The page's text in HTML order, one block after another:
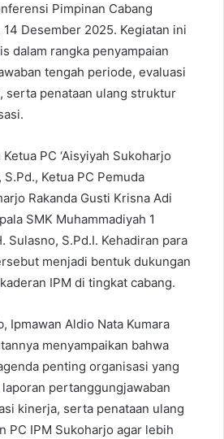
Pimpinan Cabang
14 Desember 2025. Kegiatan ini
dalam rangka penyampaian
tengah periode, evaluasi
serta penataan ulang struktur
PC ‘Aisyiyah Sukoharjo
Ketua PC Pemuda
Rakanda Gusti Krisna Adi
SMK Muhammadiyah 1
Sulasno, S.Pd.I. Kehadiran para
menjadi bentuk dukungan
IPM di tingkat cabang.
Ipmawan Aldio Nata Kumara
menyampaikan bahwa
penting organisasi yang
pertanggungjawaban
kinerja, serta penataan ulang
PC IPM Sukoharjo agar lebih